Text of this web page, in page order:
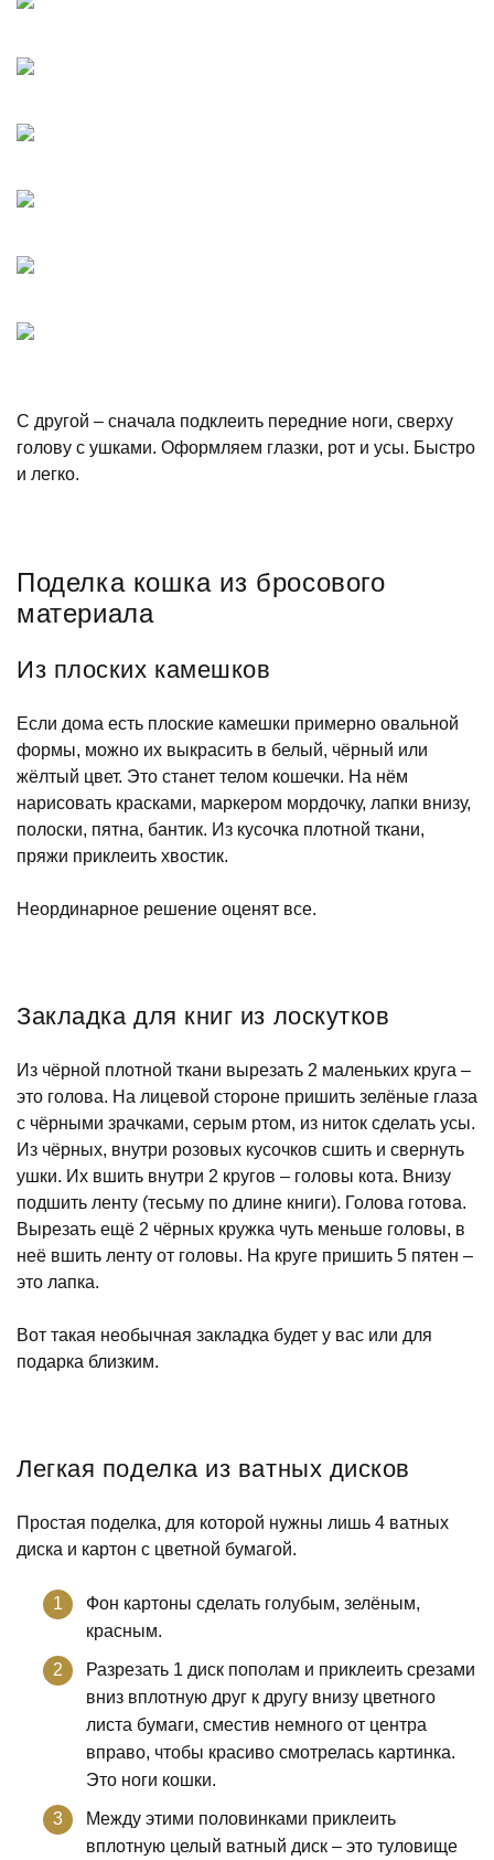
С другой – сначала подклеить передние ноги, сверху
голову с ушками. Оформляем глазки, рот и усы. Быстро
и легко.
Поделка кошка из бросового
материала
Из плоских камешков
Если дома есть плоские камешки примерно овальной
формы, можно их выкрасить в белый, чёрный или
жёлтый цвет. Это станет телом кошечки. На нём
нарисовать красками, маркером мордочку, лапки внизу,
полоски, пятна, бантик. Из кусочка плотной ткани,
пряжи приклеить хвостик.
Неординарное решение оценят все.
Закладка для книг из лоскутков
Из чёрной плотной ткани вырезать 2 маленьких круга –
это голова. На лицевой стороне пришить зелёные глаза
с чёрными зрачками, серым ртом, из ниток сделать усы.
Из чёрных, внутри розовых кусочков сшить и свернуть
ушки. Их вшить внутри 2 кругов – головы кота. Внизу
подшить ленту (тесьму по длине книги). Голова готова.
Вырезать ещё 2 чёрных кружка чуть меньше головы, в
неё вшить ленту от головы. На круге пришить 5 пятен –
это лапка.
Вот такая необычная закладка будет у вас или для
подарка близким.
Легкая поделка из ватных дисков
Простая поделка, для которой нужны лишь 4 ватных
диска и картон с цветной бумагой.
Фон картоны сделать голубым, зелёным,
красным.
Разрезать 1 диск пополам и приклеить срезами
вниз вплотную друг к другу внизу цветного
листа бумаги, сместив немного от центра
вправо, чтобы красиво смотрелась картинка.
Это ноги кошки.
Между этими половинками приклеить
вплотную целый ватный диск – это туловище